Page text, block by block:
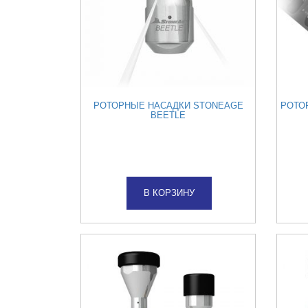
РОТОРНЫЕ НАСАДКИ STONEAGE
BEETLE
В КОРЗИНУ